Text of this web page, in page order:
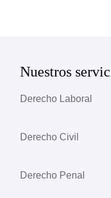
MINERONuestros
Derecho Laboral
Derecho Civil
Derecho Penal